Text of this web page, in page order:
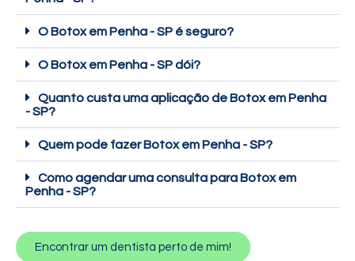
O Botox em Penha - SP é seguro?
O Botox em Penha - SP dói?
Quanto custa uma aplicação de Botox em Penha
- SP?
Quem pode fazer Botox em Penha - SP?
Como agendar uma consulta para Botox em
Penha - SP?
Encontrar um dentista perto de mim!